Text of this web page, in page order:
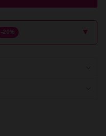
−20% ▲